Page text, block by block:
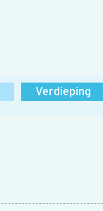
Verdieping